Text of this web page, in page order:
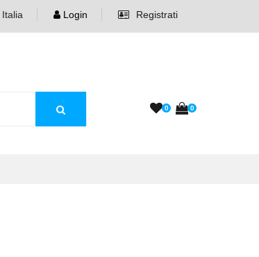
Italia Login Registrati
0 0